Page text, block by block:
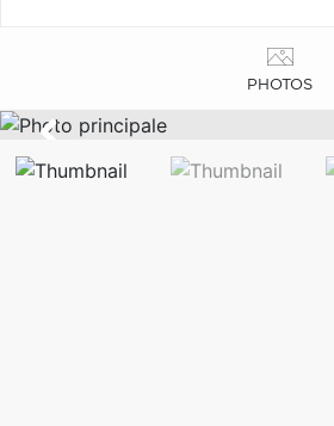
PHOTOS